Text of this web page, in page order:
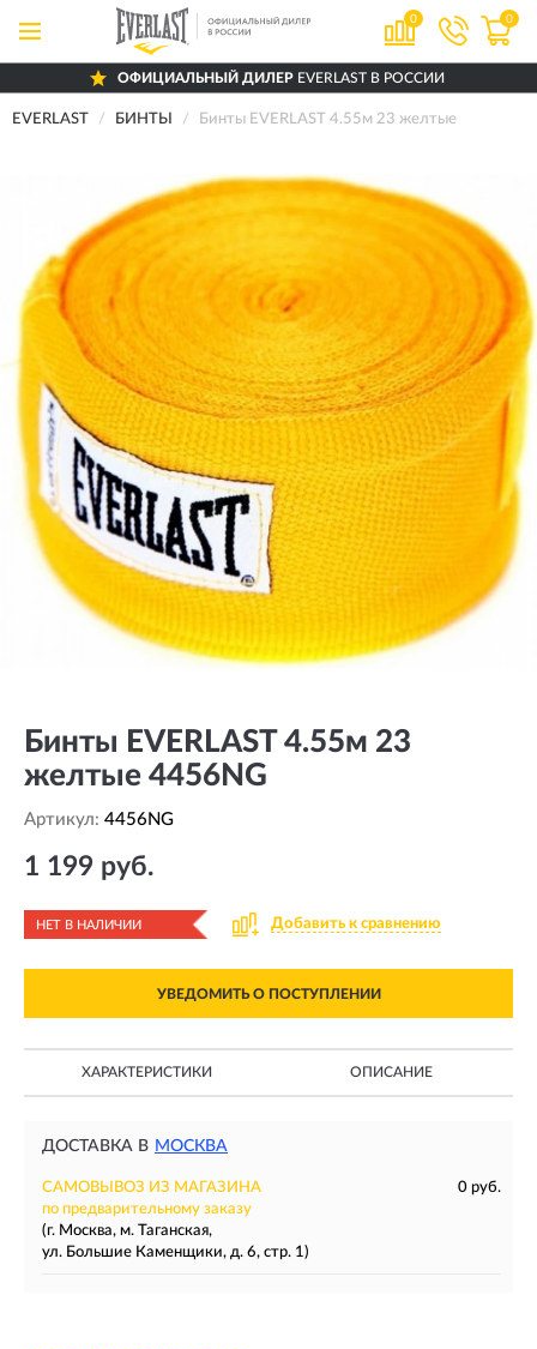
0 0
ОФИЦИАЛЬНЫЙ ДИЛЕР EVERLAST В РОССИИ
EVERLAST БИНТЫ Бинты EVERLAST 4.55м 23 желтые
Бинты EVERLAST 4.55м 23
желтые 4456NG
Артикул: 4456NG
1 199 руб.
НЕТ В НАЛИЧИИ Добавить к сравнению
УВЕДОМИТЬ О ПОСТУПЛЕНИИ
ХАРАКТЕРИСТИКИ ОПИСАНИЕ
ДОСТАВКА В МОСКВА
САМОВЫВОЗ ИЗ МАГАЗИНА
0 руб.
по предварительному заказу
(г. Москва, м. Таганская,
ул. Большие Каменщики, д. 6, стр. 1)